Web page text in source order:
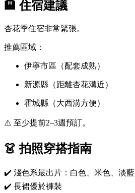
🏨 住宿建議
杏花季住宿非常緊張。
推薦區域：
伊寧市區（配套成熟）
新源縣（距離杏花溝近）
霍城縣（大西溝方便）
⚠️ 至少提前2–3週預訂。
👗 拍照穿搭指南
✔️ 淺色系最出片：白色、米色、淡藍
✔️ 長裙優於褲裝